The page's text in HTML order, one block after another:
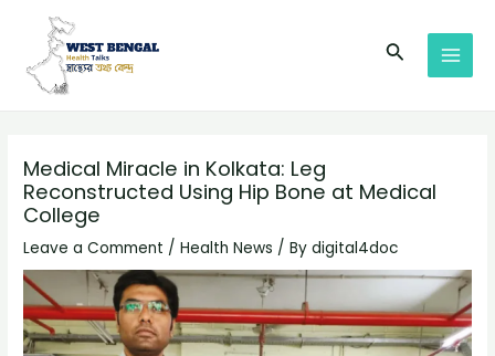
content
Search
Medical Miracle in Kolkata: Leg
Reconstructed Using Hip Bone at Medical
College
Leave a Comment /Health News / Bydigital4doc
navigation